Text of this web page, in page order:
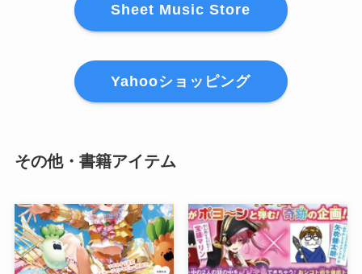
Sheet Music Store
Yahooショッピング
その他・書籍アイテム